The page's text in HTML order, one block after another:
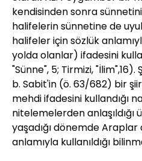
kendisinden sonra
halifelerin sünnetine de
halifeler için sözlük
yolda olanlar) ifadesini
"Sünne", 5; Tirmizi,
b. Sabit'in (ö. 63/682) bir
mehdi ifadesini kullandığı
nitelemelerden anlaşıldığı
yaşadığı dönemde
anlamıyla kullanıldığı